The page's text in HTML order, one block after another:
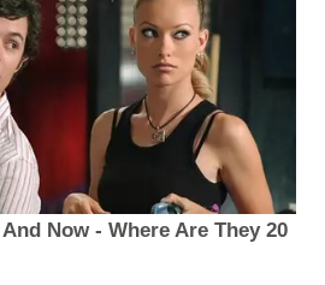
Now - Where Are They 20